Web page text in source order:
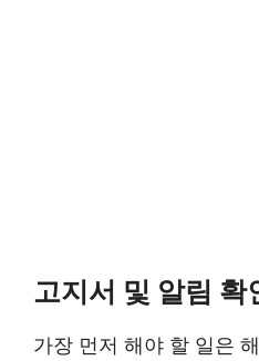
고지서 및 알림 확
가장 먼저 해야 할 일은